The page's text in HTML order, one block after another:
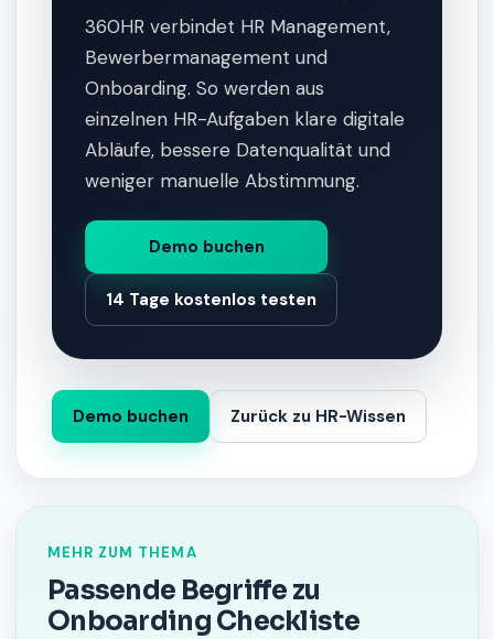
360HR verbindet HR Management,
Bewerbermanagement und
Onboarding. So werden aus
einzelnen HR-Aufgaben klare digitale
Abläufe, bessere Datenqualität und
weniger manuelle Abstimmung.
Demo buchen
14 Tage kostenlos testen
Demo buchen Zurück zu HR-Wissen
MEHR ZUM THEMA
Passende Begriffe zu
Onboarding Checkliste